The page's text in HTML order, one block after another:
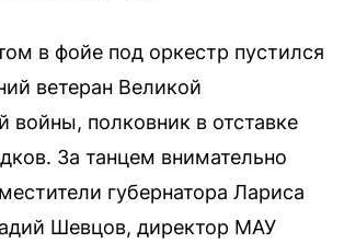
в фойе под оркестр пустился
ветеран Великой
войны, полковник в отставке
За танцем внимательно
губернатора Лариса
Шевцов, директор МАУ